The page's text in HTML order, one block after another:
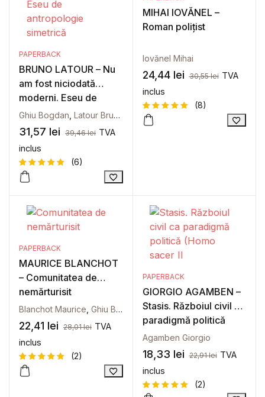
PAPERBACK
BRUNO LATOUR – Nu
am fost niciodată
moderni. Eseu de
antropologie simetrică
Ghiu Bogdan Latour Bruno
31,57 lei 39,46lei TVA
inclus
Evaluat la
pe baza a
6
de la
clienți
(6)
MIHAI IOVĂNEL –
Roman polițist
Iovănel Mihai
24,44 lei 30,55lei TVA
inclus
Evaluat la
8
(8)
PAPERBACK
MAURICE BLANCHOT
– Comunitatea de
nemărturisit
Blanchot Maurice Ghiu Bogdan
22,41 lei 28,01lei TVA
inclus
Evaluat la
2
(2)
PAPERBACK
GIORGIO AGAMBEN –
Stasis. Războiul civil ca
paradigmă politică
(Homo sacer II, 2)
Agamben Giorgio
18,33 lei 22,91lei TVA
inclus
(2)